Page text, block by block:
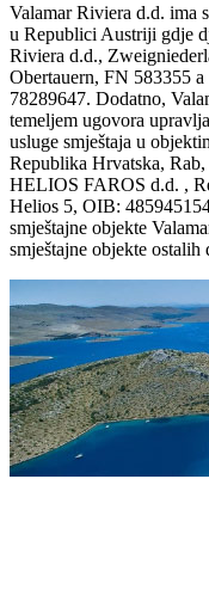
Valamar Riviera d.d. ima
u Republici Austriji gdje
Riviera d.d.,
Obertauern, FN 583355
78289647. Dodatno,
temeljem ugovora
usluge smještaja u
Republika Hrvatska,
HELIOS FAROS d.d. ,
Helios 5, OIB:
smještajne objekte
smještajne objekte